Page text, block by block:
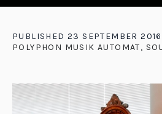
PUBLISHED 23 SEPTEMBER 2016
POLYPHON MUSIK AUTOMAT,